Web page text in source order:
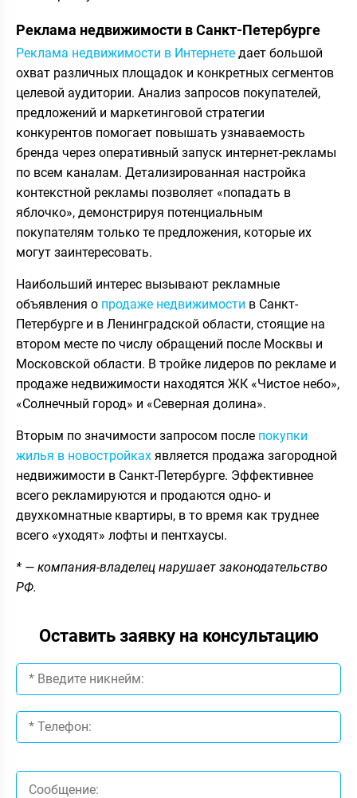
Реклама недвижимости в Санкт-Петербурге
Реклама недвижимости в Интернете дает большой
охват различных площадок и конкретных сегментов
целевой аудитории. Анализ запросов покупателей,
предложений и маркетинговой стратегии
конкурентов помогает повышать узнаваемость
бренда через оперативный запуск интернет-рекламы
по всем каналам. Детализированная настройка
контекстной рекламы позволяет «попадать в
яблочко», демонстрируя потенциальным
покупателям только те предложения, которые их
могут заинтересовать.
Наибольший интерес вызывают рекламные
объявления о продаже недвижимости в Санкт-
Петербурге и в Ленинградской области, стоящие на
втором месте по числу обращений после Москвы и
Московской области. В тройке лидеров по рекламе и
продаже недвижимости находятся ЖК «Чистое небо»,
«Солнечный город» и «Северная долина».
Вторым по значимости запросом после покупки
жилья в новостройках является продажа загородной
недвижимости в Санкт-Петербурге. Эффективнее
всего рекламируются и продаются одно- и
двухкомнатные квартиры, в то время как труднее
всего «уходят» лофты и пентхаусы.
* — компания-владелец нарушает законодательство
РФ.
Оставить заявку на консультацию